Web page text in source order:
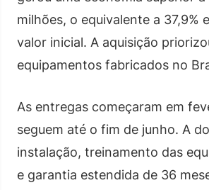
milhões, o equivalente a 37,9%
valor inicial. A aquisição
equipamentos fabricados no
As entregas começaram em
seguem até o fim de junho. A
instalação, treinamento das
e garantia estendida de 36